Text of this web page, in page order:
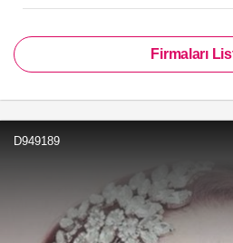
Firmaları
D949189